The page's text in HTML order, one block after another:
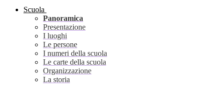
Scuola
Panoramica
Presentazione
I luoghi
Le persone
I numeri della scuola
Le carte della scuola
Organizzazione
La storia